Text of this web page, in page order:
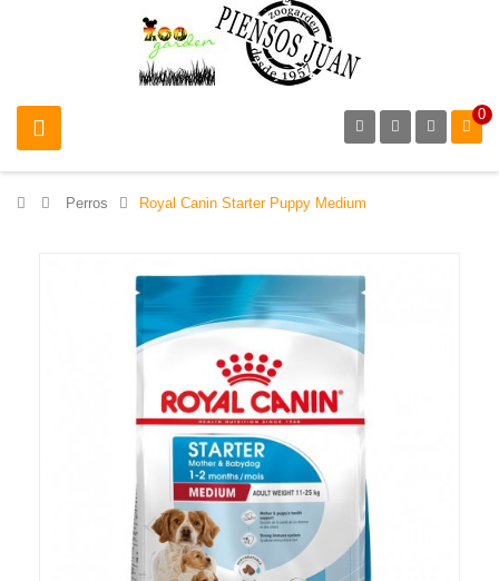
0
> Perros > Royal Canin Starter Puppy Medium